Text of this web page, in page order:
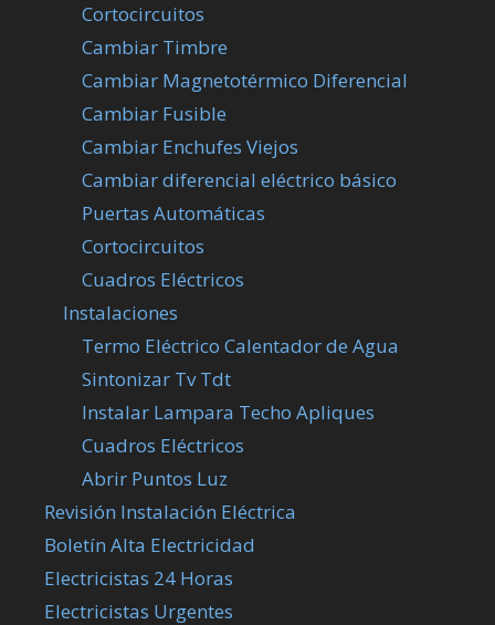
Cortocircuitos
Cambiar Timbre
Cambiar Magnetotérmico Diferencial
Cambiar Fusible
Cambiar Enchufes Viejos
Cambiar diferencial eléctrico básico
Puertas Automáticas
Cortocircuitos
Cuadros Eléctricos
Instalaciones
Termo Eléctrico Calentador de Agua
Sintonizar Tv Tdt
Instalar Lampara Techo Apliques
Cuadros Eléctricos
Abrir Puntos Luz
Revisión Instalación Eléctrica
Boletín Alta Electricidad
Electricistas 24 Horas
Electricistas Urgentes